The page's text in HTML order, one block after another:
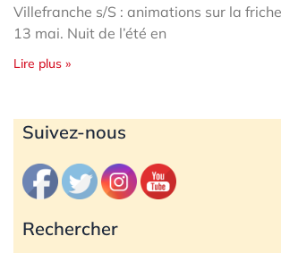
Villefranche s/S : animations sur la
13 mai. Nuit de l’été en
Lire plus »
Suivez-nous
Rechercher
Archives